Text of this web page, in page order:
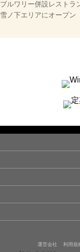
ブルワリー併設レストラ
雪ノ下エリアにオープン
運営会社 利用規